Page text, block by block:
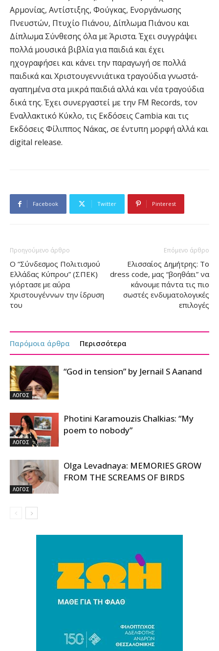
Αρμονίας, Αντίστιξης, Φούγκας, Ενοργάνωσης
Πνευστών, Πτυχίο Πιάνου, Δίπλωμα Πιάνου και
Δίπλωμα Σύνθεσης όλα με Άριστα. Έχει συγγράψει
πολλά μουσικά βιβλία για παιδιά και έχει
ηχογραφήσει και κάνει την παραγωγή σε πολλά
παιδικά και Χριστουγεννιάτικα τραγούδια γνωστά-
αγαπημένα στα μικρά παιδιά αλλά και νέα τραγούδια
δικά της. Έχει συνεργαστεί με την FM Records, τον
Εναλλακτικό Κύκλο, τις Εκδόσεις Cambia και τις
Εκδόσεις Φίλιππος Νάκας, σε έντυπη μορφή αλλά και
digital release.
Facebook Twitter Pinterest
Προηγούμενο άρθρο
Ο “Σύνδεσμος Πολιτισμού
Ελλάδας Κύπρου” (ΣΠΕΚ)
γιόρτασε με αύρα
Χριστουγέννων την ίδρυση
του
Επόμενο άρθρο
Ελισσαίος Δημήτρης: Το
dress code, μας “βοηθάει” να
κάνουμε πάντα τις πιο
σωστές ενδυματολογικές
επιλογές
Παρόμοια άρθρα Περισσότερα
ΛΟΓΟΣ
“God in tension” by Jernail S Aanand
ΛΟΓΟΣ
Photini Karamouzis Chalkias: “My
poem to nobody”
ΛΟΓΟΣ
Olga Levadnaya: MEMORIES GROW
FROM THE SCREAMS OF BIRDS